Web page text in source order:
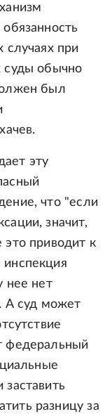
случаях при
суды обычно
был
эту
что "если
значит,
приводит к
нее нет
А суд может
федеральный
разницу за